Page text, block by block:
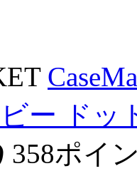
ー ドッ
358ポイ